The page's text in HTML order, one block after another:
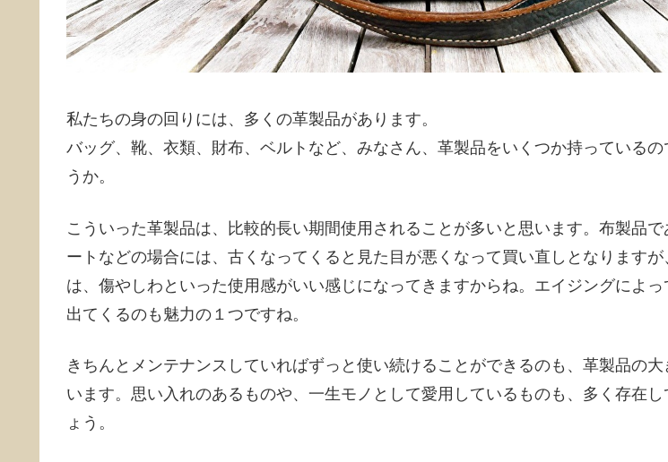
私たちの身の回りには、多くの革製品があります。
バッグ、靴、衣類、財布、ベルトなど、みなさん、革製品をいくつか持っているの
うか。
こういった革製品は、比較的長い期間使用されることが多いと思います。布製品で
ートなどの場合には、古くなってくると見た目が悪くなって買い直しとなります
は、傷やしわといった使用感がいい感じになってきますからね。エイジングによ
出てくるのも魅力の１つですね。
きちんとメンテナンスしていればずっと使い続けることができるのも、革製品の大
います。思い入れのあるものや、一生モノとして愛用しているものも、多く存在し
ょう。